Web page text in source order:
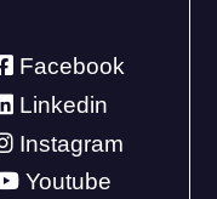
Facebook
Linkedin
Instagram
Youtube